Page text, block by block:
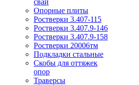
свай
Опорные плиты
Ростверки 3.407-115
Ростверки 3.407.9-146
Ростверки 3.407.9-158
Ростверки 20006тм
Подкладки стальные
Скобы для оттяжек
опор
Траверсы